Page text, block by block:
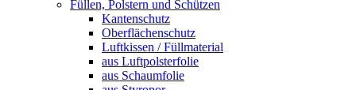
Füllen, Polstern und Schützen
Kantenschutz
Oberflächenschutz
Luftkissen / Füllmaterial
aus Luftpolsterfolie
aus Schaumfolie